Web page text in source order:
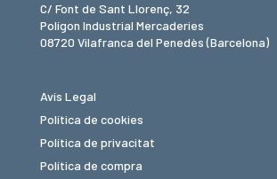
C/ Font de Sant Llorenç, 32
Polígon Industrial Mercaderies
08720 Vilafranca del Penedès (Barcelona)
Avís Legal
Política de cookies
Política de privacitat
Política de compra